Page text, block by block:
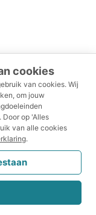
cookies
van cookies. Wij
om jouw
Door op 'Alles
van alle cookies
.